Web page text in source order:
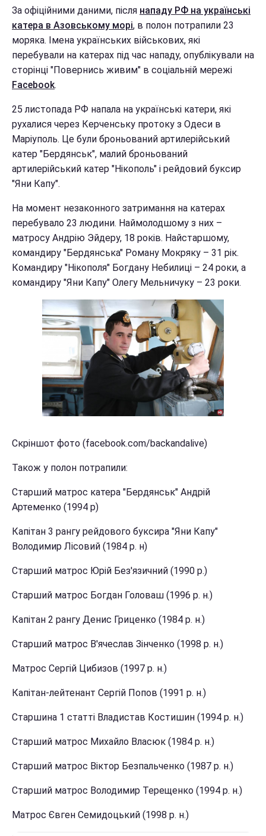
За офіційними даними, після нападу РФ на українські
катера в Азовському морі, в полон потрапили 23
моряка. Імена українських військових, які
перебували на катерах під час нападу, опублікували на
сторінці "Повернись живим" в соціальній мережі
Facebook.
25 листопада РФ напала на українські катери, які
рухалися через Керченську протоку з Одеси в
Маріуполь. Це були броньований артилерійський
катер "Бердянськ", малий броньований
артилерійський катер "Нікополь" і рейдовий буксир
"Яни Капу".
На момент незаконного затримання на катерах
перебувало 23 людини. Наймолодшому з них –
матросу Андрію Эйдеру, 18 років. Найстаршому,
командиру "Бердянська" Роману Мокряку – 31 рік.
Командиру "Нікополя" Богдану Небилиці – 24 роки, а
командиру "Яни Капу" Олегу Мельничуку – 23 роки.
Скріншот фото (facebook.com/backandalive)
Також у полон потрапили:
Старший матрос катера "Бердянськ" Андрій
Артеменко (1994 р)
Капітан 3 рангу рейдового буксира "Яни Капу"
Володимир Лісовий (1984 р. н)
Старший матрос Юрій Без'язичний (1990 р.)
Старший матрос Богдан Головаш (1996 р. н.)
Капітан 2 рангу Денис Гриценко (1984 р. н.)
Старший матрос В'ячеслав Зінченко (1998 р. н.)
Матрос Сергій Цибизов (1997 р. н.)
Капітан-лейтенант Сергій Попов (1991 р. н.)
Старшина 1 статті Владистав Костишин (1994 р. н.)
Старший матрос Михайло Власюк (1984 р. н.)
Старший матрос Віктор Безпальченко (1987 р. н.)
Старший матрос Володимир Терещенко (1994 р. н.)
Матрос Євген Семидоцький (1998 р. н.)